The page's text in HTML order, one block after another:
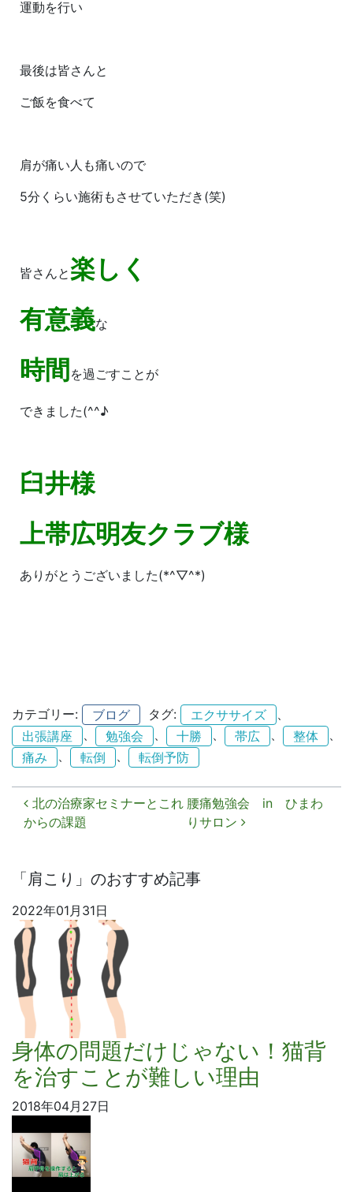
運動を行い
最後は皆さんと
ご飯を食べて
肩が痛い人も痛いので
5分くらい施術もさせていただき(笑)
皆さんと楽しく
有意義な
時間 を過ごすことが
できました(^^♪
臼井様
上帯広明友クラブ様
ありがとうございました(*^▽^*)
カテゴリー: ブログ タグ: エクササイズ
出張講座
、 勉強会 、 十勝 、 帯広 、 整体
、
痛み
転倒 転倒予防
投稿ナビゲーション
北の治療家セミナーとこれ
からの課題
腰痛勉強会 in ひまわ
りサロン
「肩こり」のおすすめ記事
2022年01月31日
身体の問題だけじゃない！猫背
を治すことが難しい理由
2018年04月27日